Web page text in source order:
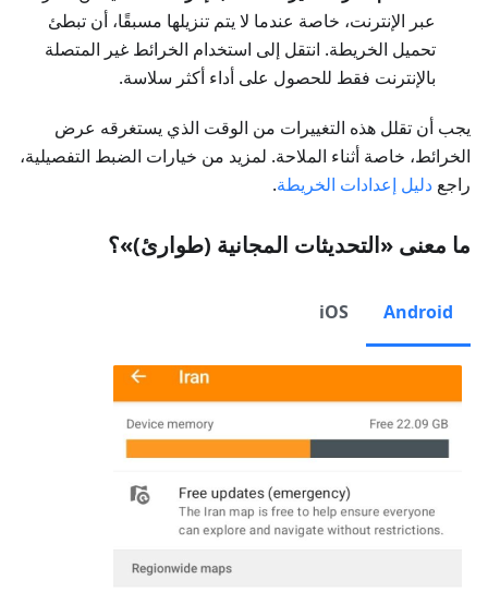
عبر الإنترنت، خاصة عندما لا يتم تنزيلها مسبقًا، أن تبطئ
تحميل الخريطة. انتقل إلى استخدام الخرائط غير المتصلة
بالإنترنت فقط للحصول على أداء أكثر سلاسة.
يجب أن تقلل هذه التغييرات من الوقت الذي يستغرقه عرض
الخرائط، خاصة أثناء الملاحة. لمزيد من خيارات الضبط التفصيلية،
راجع دليل إعدادات الخريطة.
ما معنى «التحديثات المجانية (طوارئ)»؟
Android
iOS